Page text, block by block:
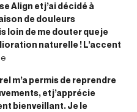
Align et j’ai décidé à
de douleurs
loin de me douter que je
naturelle ! L’accent
m’a permis de reprendre
et j’apprécie
bienveillant. Je le